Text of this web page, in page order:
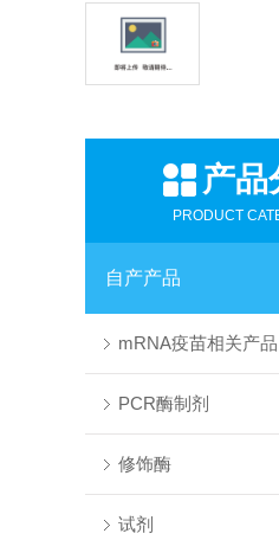
产品
PRODUCT
自产产品
mRNA疫苗相关产品
PCR酶制剂
修饰酶
试剂